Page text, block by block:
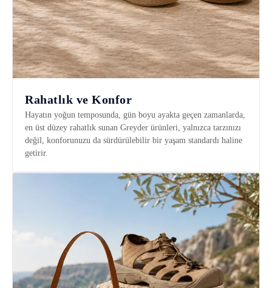
Rahatlık ve Konfor
Hayatın yoğun temposunda, gün boyu ayakta geçen zamanlarda,
en üst düzey rahatlık sunan Greyder ürünleri, yalnızca tarzınızı
değil, konforunuzu da sürdürülebilir bir yaşam standardı haline
getirir.